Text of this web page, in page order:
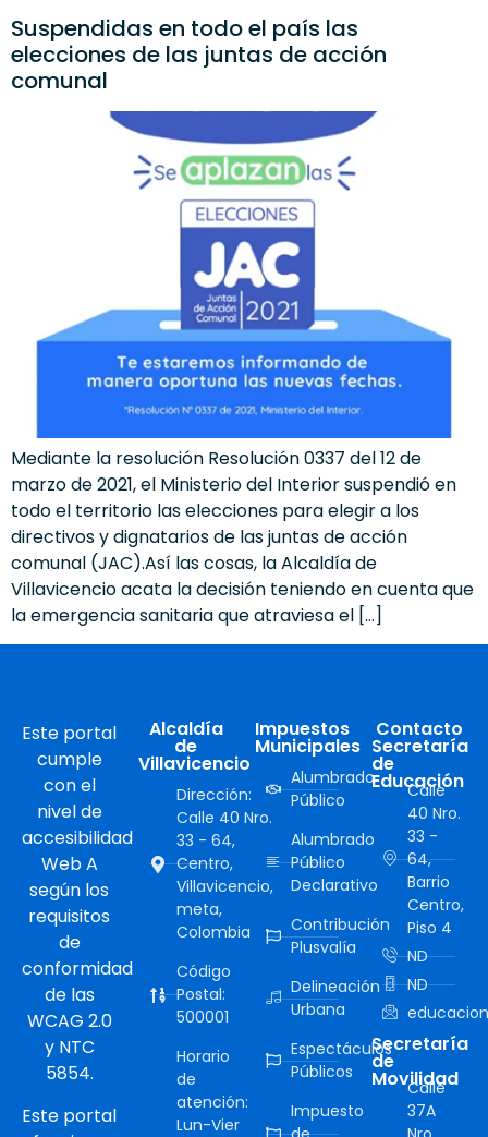
Suspendidas en todo el país las
elecciones de las juntas de acción
comunal
Mediante la resolución Resolución 0337 del 12 de
marzo de 2021, el Ministerio del Interior suspendió en
todo el territorio las elecciones para elegir a los
directivos y dignatarios de las juntas de acción
comunal (JAC).Así las cosas, la Alcaldía de
Villavicencio acata la decisión teniendo en cuenta que
la emergencia sanitaria que atraviesa el […]
Este portal
cumple
con el
nivel de
accesibilidad
Web A
según los
requisitos
de
conformidad
de las
WCAG 2.0
y NTC
5854.
Este portal
Alcaldía
de
Villavicencio
Dirección:
Calle 40 Nro.
33 - 64,
Centro,
Villavicencio,
meta,
Colombia
Código
Postal:
500001
Horario
de
atención:
Lun-Vier
Impuestos
Municipales
Alumbrado
Público
Alumbrado
Público
Declarativo
Contribución
Plusvalía
Delineación
Urbana
Espectáculos
Públicos
Impuesto
Contacto
Secretaría
de
Educación
Calle
40 Nro.
33 -
64,
Barrio
Centro,
Piso 4
ND
ND
Secretaría
de
Movilidad
Calle
37A